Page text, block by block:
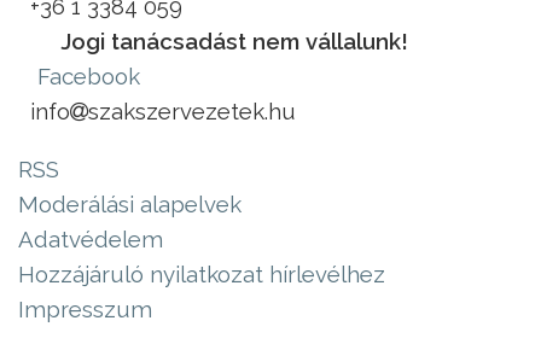
+36 1 3384 059
Jogi tanácsadást nem vállalunk!
Facebook
info
szakszervezetek.hu
RSS
Moderálási alapelvek
Adatvédelem
Hozzájáruló nyilatkozat hírlevélhez
Impresszum